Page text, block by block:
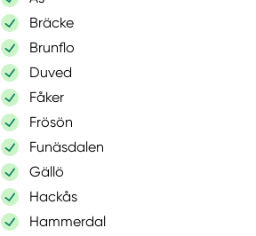
Bräcke
Brunflo
Duved
Fåker
Frösön
Funäsdalen
Gällö
Hackås
Hammerdal